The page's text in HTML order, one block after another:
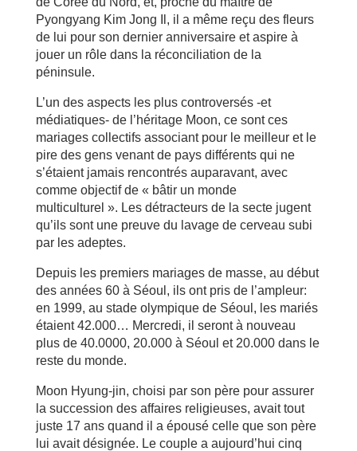
Pyongyang Kim Jong Il, il a même reçu des fleurs
de lui pour son dernier anniversaire et aspire à
jouer un rôle dans la réconciliation de la
péninsule.
L’un des aspects les plus controversés -et
médiatiques- de l’héritage Moon, ce sont ces
mariages collectifs associant pour le meilleur et le
pire des gens venant de pays différents qui ne
s’étaient jamais rencontrés auparavant, avec
comme objectif de « bâtir un monde
multiculturel ». Les détracteurs de la secte jugent
qu’ils sont une preuve du lavage de cerveau subi
par les adeptes.
Depuis les premiers mariages de masse, au début
des années 60 à Séoul, ils ont pris de l’ampleur:
en 1999, au stade olympique de Séoul, les mariés
étaient 42.000… Mercredi, il seront à nouveau
plus de 40.0000, 20.000 à Séoul et 20.000 dans le
reste du monde.
Moon Hyung-jin, choisi par son père pour assurer
la succession des affaires religieuses, avait tout
juste 17 ans quand il a épousé celle que son père
lui avait désignée. Le couple a aujourd’hui cinq